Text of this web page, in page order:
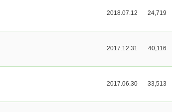
2018.07.12 24,719
2017.12.31 40,116
2017.06.30 33,513